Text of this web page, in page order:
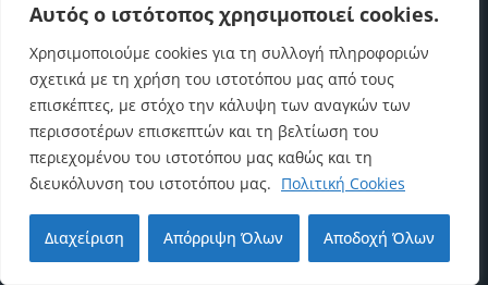
Αυτός ο ιστότοπος χρησιμοποιεί cookies.
Χρησιμοποιούμε cookies για τη συλλογή πληροφοριών
σχετικά με τη χρήση του ιστοτόπου μας από τους
επισκέπτες, με στόχο την κάλυψη των αναγκών των
περισσοτέρων επισκεπτών και τη βελτίωση του
περιεχομένου του ιστοτόπου μας καθώς και τη
διευκόλυνση του ιστοτόπου μας. Πολιτική Cookies
Διαχείριση Απόρριψη Όλων Αποδοχή Όλων
Επιστροφή στην αρχή